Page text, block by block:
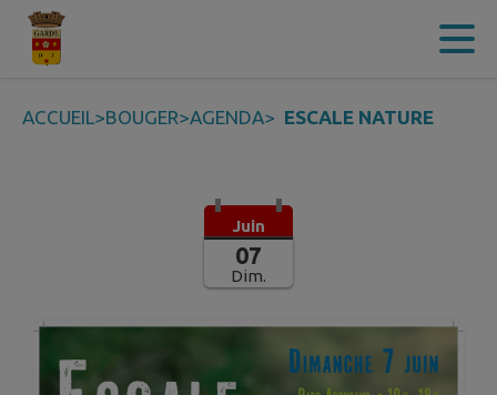
Contenu
ACCUEIL>BOUGER>AGENDA> ESCALE NATURE
Juin
07
Dim.